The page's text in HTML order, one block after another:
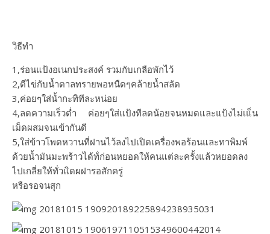
วิธีทำ
1,ร่อนแป้งอเนกประสงค์ รวมกับเกลือพักไว้
2,ตีไข่กับน้ำตาลทรายพอหนืดๆคล้ายน้ำสลัด
3,ค่อยๆใส่น้ำกะทิทีละหน่อย
4,ลดความเร็วต่ำ ค่อยๆใส่แป้งทีลดน้อยจนหมดและแป้งไม่เแ็น
เม็ดผสมจนเข้ากันดี
5,ใส่ข้าวโพดหวานที่ฝานไว้ลงไปเปิดเครื่องพอร้อนและทาพิมพ์
ด้วยน้ำมันมะพร้าวได้ท้่ก่อนหยอดให้คนแต่ละครั้งแล้วหยอดลง
ไปเกลี่ยให้ทั่วแิดผฝารอสักครู่
หรือรอจนสุก